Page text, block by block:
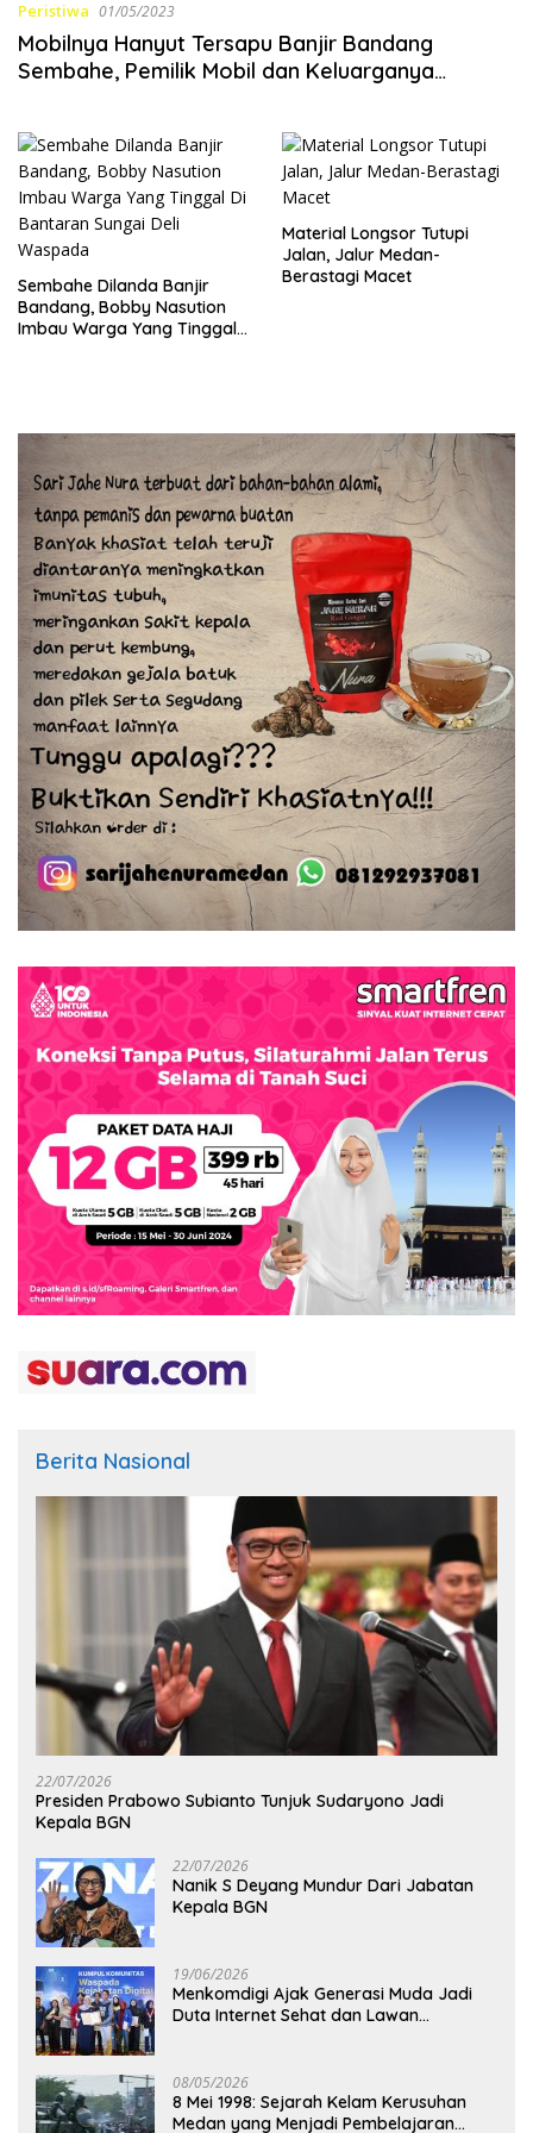
Peristiwa 01/05/2023
Mobilnya Hanyut Tersapu Banjir Bandang
Sembahe, Pemilik Mobil dan Keluarganya
Sembahe Dilanda Banjir
Bandang, Bobby Nasution
Imbau Warga Yang Tinggal
Material Longsor Tutupi
Jalan, Jalur Medan-
Berastagi Macet
Berita Nasional
22/07/2026
Presiden Prabowo Subianto Tunjuk Sudaryono Jadi
Kepala BGN
22/07/2026
Nanik S Deyang Mundur Dari Jabatan
Kepala BGN
19/06/2026
Menkomdigi Ajak Generasi Muda Jadi
Duta Internet Sehat dan Lawan
08/05/2026
8 Mei 1998: Sejarah Kelam Kerusuhan
Medan yang Menjadi Pembelajaran